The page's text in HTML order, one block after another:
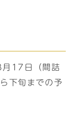
17日（間詰
下旬までの予